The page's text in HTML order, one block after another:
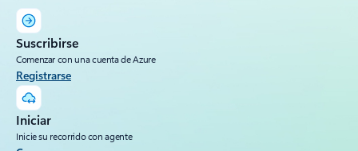
Suscribirse
Comenzar con una cuenta de Azure
Registrarse
Iniciar
Inicie su recorrido con agente